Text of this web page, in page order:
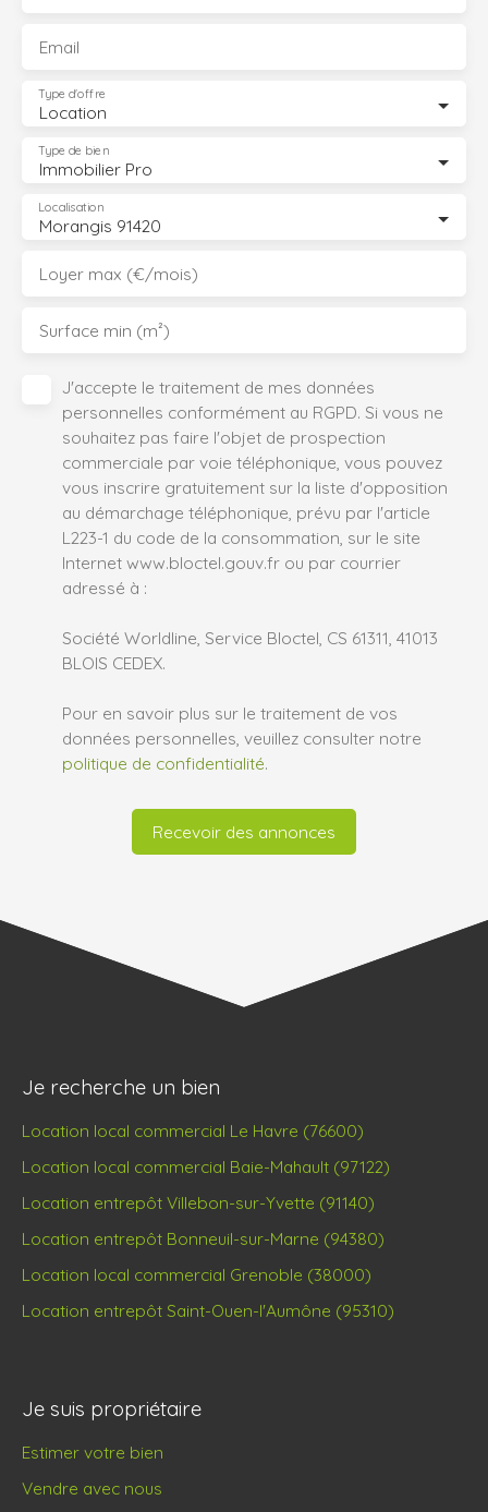
Email
Location
Type d'offre
Immobilier Pro
Type de bien
Morangis 91420
Localisation
Loyer max (€/mois)
Surface min (m²)
J'accepte le traitement de mes données
personnelles conformément au RGPD. Si vous ne
souhaitez pas faire l'objet de prospection
commerciale par voie téléphonique, vous pouvez
vous inscrire gratuitement sur la liste d'opposition
au démarchage téléphonique, prévu par l'article
L223-1 du code de la consommation, sur le site
Internet www.bloctel.gouv.fr ou par courrier
adressé à :
Société Worldline, Service Bloctel, CS 61311, 41013
BLOIS CEDEX.
Pour en savoir plus sur le traitement de vos
données personnelles, veuillez consulter notre
politique de confidentialité.
Recevoir des annonces
Je recherche un bien
Location local commercial Le Havre (76600)
Location local commercial Baie-Mahault (97122)
Location entrepôt Villebon-sur-Yvette (91140)
Location entrepôt Bonneuil-sur-Marne (94380)
Location local commercial Grenoble (38000)
Location entrepôt Saint-Ouen-l'Aumône (95310)
Je suis propriétaire
Estimer votre bien
Vendre avec nous